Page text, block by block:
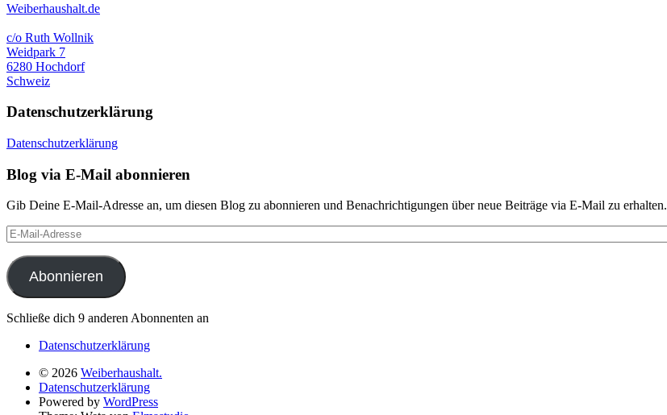
Weiberhaushalt.de
c/o Ruth Wollnik
Weidpark 7
6280 Hochdorf
Schweiz
Datenschutzerklärung
Datenschutzerklärung
Blog via E-Mail abonnieren
Gib Deine E-Mail-Adresse an, um diesen Blog zu abonnieren und Benachrichtigungen über neue Beiträge via E-Mail zu erhalten.
E-
Mail-
Adresse
Abonnieren
Schließe dich 9 anderen Abonnenten an
Datenschutzerklärung
© 2026 Weiberhaushalt.
Datenschutzerklärung
Powered by WordPress